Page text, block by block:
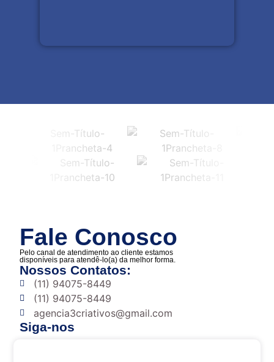
Fale Conosco
Pelo canal de atendimento ao cliente estamos
disponíveis para atendê-lo(a) da melhor forma.
Nossos Contatos:
(11) 94075-8449
(11) 94075-8449
agencia3criativos@gmail.com
Siga-nos